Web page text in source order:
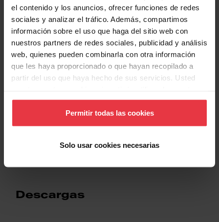
el contenido y los anuncios, ofrecer funciones de redes
sociales y analizar el tráfico. Además, compartimos
información sobre el uso que haga del sitio web con
nuestros partners de redes sociales, publicidad y análisis
web, quienes pueden combinarla con otra información
que les haya proporcionado o que hayan recopilado a
partir del uso que haya hecho de sus servicios. Usted
sitio web.
Permitir todas las cookies
Solo usar cookies necesarias
Categoría de campana Integración
Acabado Inox
Propiedades
Descargas